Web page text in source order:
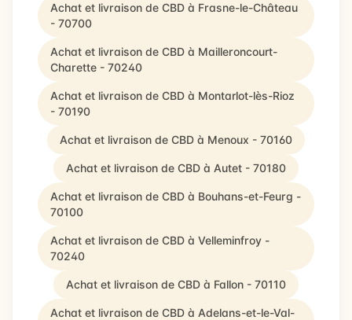
Achat et livraison de CBD à Frasne-le-Château
- 70700
Achat et livraison de CBD à Mailleroncourt-
Charette - 70240
Achat et livraison de CBD à Montarlot-lès-Rioz
- 70190
Achat et livraison de CBD à Menoux - 70160
Achat et livraison de CBD à Autet - 70180
Achat et livraison de CBD à Bouhans-et-Feurg -
70100
Achat et livraison de CBD à Velleminfroy -
70240
Achat et livraison de CBD à Fallon - 70110
Achat et livraison de CBD à Adelans-et-le-Val-